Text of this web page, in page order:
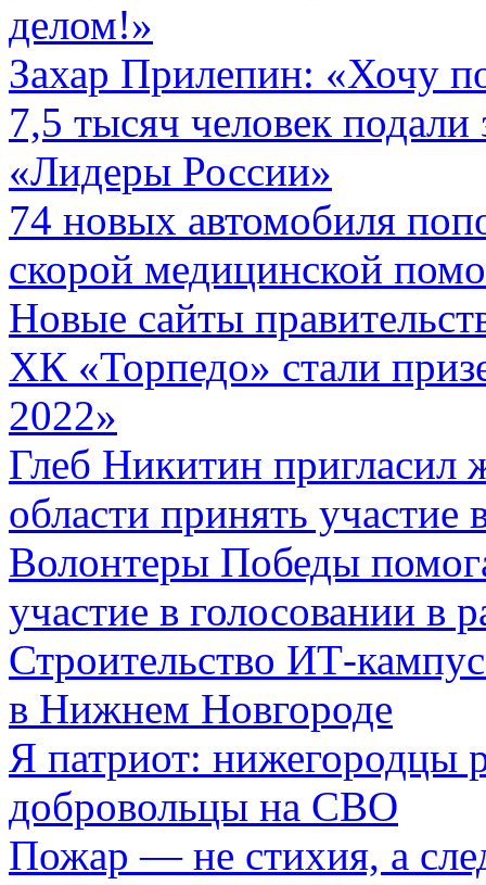
делом!»
Захар Прилепин: «Хочу
7,5 тысяч человек подали
«Лидеры России»
74 новых автомобиля
скорой медицинской
Новые сайты
ХК «Торпедо» стали
2022»
Глеб Никитин пригласил
области принять
Волонтеры Победы
участие в голосовании в
Строительство ИТ-
в Нижнем Новгороде
Я патриот: нижегородцы
добровольцы на СВО
Пожар — не стихия, а